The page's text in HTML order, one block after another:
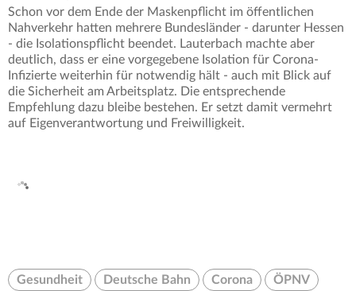
Schon vor dem Ende der Maskenpflicht im öffentlichen
Nahverkehr hatten mehrere Bundesländer - darunter Hessen
- die Isolationspflicht beendet. Lauterbach machte aber
deutlich, dass er eine vorgegebene Isolation für Corona-
Infizierte weiterhin für notwendig hält - auch mit Blick auf
die Sicherheit am Arbeitsplatz. Die entsprechende
Empfehlung dazu bleibe bestehen. Er setzt damit vermehrt
auf Eigenverantwortung und Freiwilligkeit.
Gesundheit Deutsche Bahn Corona ÖPNV